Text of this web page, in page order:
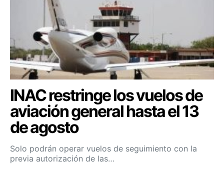
INAC restringe los vuelos de
aviación general hasta el 13
de agosto
Solo podrán operar vuelos de seguimiento con la
previa autorización de las…